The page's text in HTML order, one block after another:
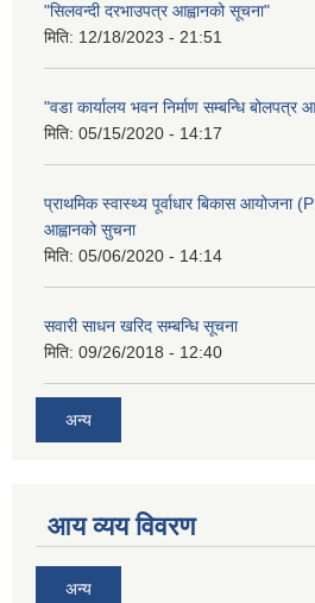
"सिलवन्दी दरभाउपत्र आह्वानको सूचना"
मिति: 12/18/2023 - 21:51
"वडा कार्यालय भवन निर्माण सम्बन्धि बोलपत्र
मिति: 05/15/2020 - 14:17
प्राथमिक स्वास्थ्य पूर्वाधार बिकास आयोजना
आह्वानको सुचना
मिति: 05/06/2020 - 14:14
सवारी साधन खरिद सम्बन्धि सूचना
मिति: 09/26/2018 - 12:40
अन्य
आय व्यय विवरण
अन्य